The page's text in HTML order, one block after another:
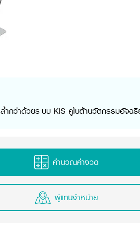
กว่าด้วยระบบ KIS คูโบต้านวัตกรรมอัจฉริ
คำนวณค่างวด
ผู้แทนจำหน่าย